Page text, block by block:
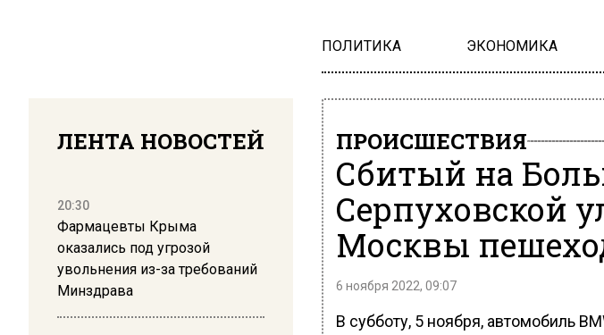
ПОЛИТИКА ЭКОНОМИКА
ЛЕНТА НОВОСТЕЙ
20:30
Фармацевты Крыма
оказались под угрозой
увольнения из-за требований
Минздрава
ПРОИСШЕСТВИЯ
Сбитый на
Серпуховской
Москвы
6 ноября 2022, 09:07
В субботу, 5 ноября, автомобиль